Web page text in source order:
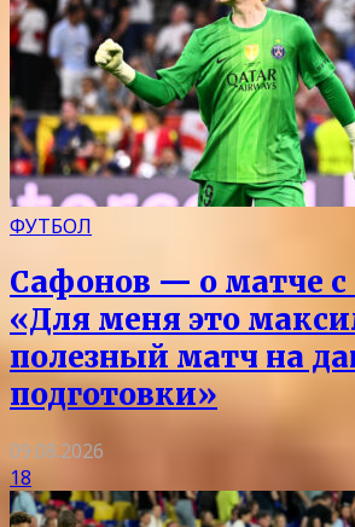
ФУТБОЛ
Сафонов — о матче
«Для меня это
полезный матч на
подготовки»
09.08.2026
18